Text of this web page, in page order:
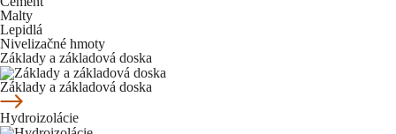
Malty
Lepidlá
Nivelizačné hmoty
Základy a základová doska
Základy a základová doska
Hydroizolácie